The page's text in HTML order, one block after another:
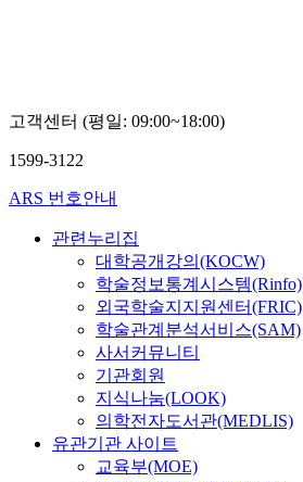
고객센터 (평일: 09:00~18:00)
1599-3122
ARS 번호안내
관련누리집
대학공개강의(KOCW)
학술정보통계시스템(Rinfo)
외국학술지지원센터(FRIC)
학술관계분석서비스(SAM)
사서커뮤니티
기관회원
지식나눔(LOOK)
의학전자도서관(MEDLIS)
유관기관 사이트
교육부(MOE)